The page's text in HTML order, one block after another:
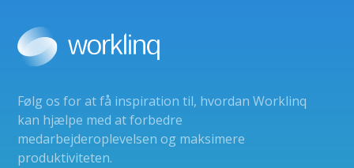
Følg os for at få inspiration til, hvordan Worklinq
kan hjælpe med at forbedre
medarbejderoplevelsen og maksimere
produktiviteten.